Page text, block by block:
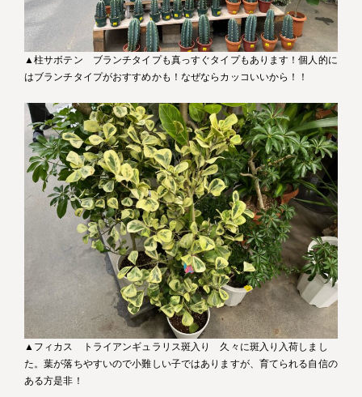
▲柱サボテン ブランチタイプも真っすぐタイプもあります！個人的に
はブランチタイプがおすすめかも！なぜならカッコいいから！！
▲フィカス トライアンギュラリス斑入り 久々に斑入り入荷しまし
た。葉が落ちやすいので小難しい子ではありますが、育てられる自信の
ある方是非！